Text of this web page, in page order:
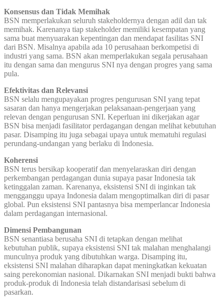
Konsensus dan Tidak Memihak
BSN memperlakukan seluruh stakeholdernya dengan adil dan tak
memihak. Karenanya tiap stakeholder memiliki kesempatan yang
sama buat menyuarakan kepentingan dan mendapat fasilitas SNI
dari BSN. Misalnya apabila ada 10 perusahaan berkompetisi di
industri yang sama. BSN akan memperlakukan segala perusahaan
itu dengan sama dan mengurus SNI nya dengan progres yang sama
pula.
Efektivitas dan Relevansi
BSN selalu mengupayakan progres pengurusan SNI yang tepat
sasaran dan hanya mengerjakan pelaksanaan-pengerjaan yang
relevan dengan pengurusan SNI. Keperluan ini dikerjakan agar
BSN bisa menjadi fasilitator perdagangan dengan melihat kebutuhan
pasar. Disamping itu juga sebagai upaya untuk mematuhi regulasi
perundang-undangan yang berlaku di Indonesia.
Koherensi
BSN terus bersikap kooperatif dan menyelaraskan diri dengan
perkembangan perdagangan dunia supaya pasar Indonesia tak
ketinggalan zaman. Karenanya, eksistensi SNI di inginkan tak
mengganggu upaya Indonesia dalam mengoptimalkan diri di pasar
global. Pun eksistensi SNI pantasnya bisa memperlancar Indonesia
dalam perdagangan internasional.
Dimensi Pembangunan
BSN senantiasa berusaha SNI di tetapkan dengan melihat
kebutuhan publik, supaya eksistensi SNI tak malahan menghalangi
munculnya produk yang dibutuhkan warga. Disamping itu,
eksistensi SNI malahan diharapkan dapat meningkatkan kekuatan
saing perekonomian nasional. Dikarnakan SNI menjadi bukti bahwa
produk-produk di Indonesia telah distandarisasi sebelum di
pasarkan.